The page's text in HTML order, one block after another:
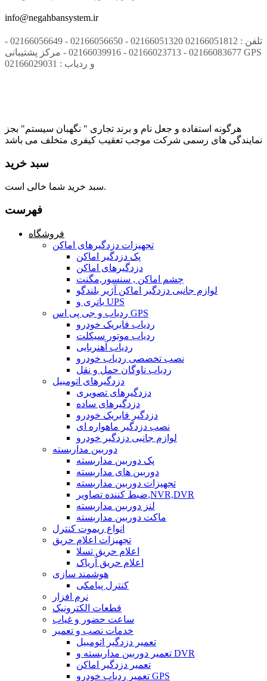
info@negahbansystem.ir
تلفن : 02166051812 02166051320 - 02166056650 - 02166056649 -
02166083677 - 02166023713 - 02166039916 - مرکز پشتیبانی GPS
و ردیاب : 02166029031
هرگونه استفاده و جعل نام و برند تجاری " نگهبان سیستم" بجز
نمایندگی های رسمی شرکت موجب تعقیب کیفری متخلف می باشد
سبد خرید
سبد خرید شما خالی است.
فهرست
فروشگاه
تجهیزات دزدگیرهای اماکن
پک دزدگیر اماکن
دزدگیرهای اماکن
چشم اماکن , سنسور,مگنت
لوازم جانبی دزدگیر اماکن آژیر بلندگو
باتری و UPS
ردیاب و جی پی اس GPS
ردیاب فابریک خودرو
ردیاب موتور سیکلت
ردیاب آهنربایی
نصب تخصصی ردیاب خودرو
ردیاب ناوگان حمل و نقل
دزدگیرهای اتومبیل
دزدگیرهای تصویری
دزدگیرهای ساده
دزدگیر فابریک خودرو
نصب دزدگیر ماهواره ای
لوازم جانبی دزدگیر خودرو
دوربین مداربسته
پک دوربین مداربسته
دوربین های مداربسته
تجهیزات دوربین مداربسته
ضبط کننده تصاویر,NVR,DVR
لنز دوربین مداربسته
ماکت دوربین مداربسته
انواع ریموت کنترل
تجهیزات اعلام حریق
اعلام حریق تسلا
اعلام حریق آریاک
هوشمند سازی
کنترل پیامکی
نرم افزار
قطعات الکترونیک
ساعت حضور و غیاب
خدمات نصب و تعمیر
تعمیر دزدگیر اتومبیل
تعمیر دوربین مداربسته و DVR
تعمیر دزدگیر اماکن
تعمیر ردیاب خودرو GPS